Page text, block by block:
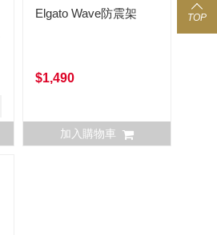
Elgato Wave防震架
$1,490
加入購物車
TOP